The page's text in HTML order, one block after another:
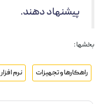
پیشنهاد دهند.
بخشها :
راهکارها و تجهیزات نرم افزار